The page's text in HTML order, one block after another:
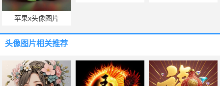
苹果x头像图片
头像图片相关推荐